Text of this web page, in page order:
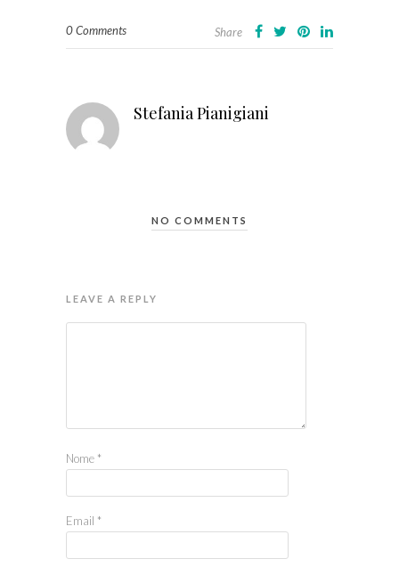
0 Comments Share
Stefania Pianigiani
NO COMMENTS
LEAVE A REPLY
Nome *
Email *